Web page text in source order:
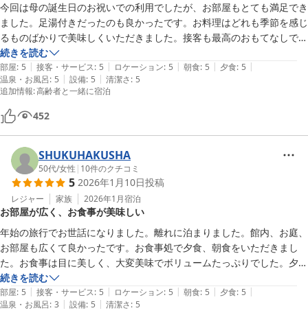
2026-04-15
お食事におきましては、少量懐石でありながらも、お客様の「美味
しい」というお言葉と共に、お腹を満たすことができましたようで
安心いたしました。
事前に伺いました苦手な食材のご相談は、お客様に安心してお食事
を愉しんでいただきたいという私共の切なる願いでございました。
その想いが「目でも舌でも楽しめる」という最高の形で実を結び、
料理長も大変感激しております。
「久しぶりの温泉」が、心身ともに深いリラックスへと繋がったの
であれば、湯守にとってもこれほど嬉しいことはございません。
館内の至る所でお愉しみいただいた湯の温もりが、日々の活力とな
りましたら幸いです。
「知人に自信を持ってオススメしたい」という勿体ないほどのお言
葉を宝物とし、これからもお客様の帰る場所として、温かく居心地
の良い宿であり続けるよう努めてまいります。
またご自身へのご褒美が必要になりました折には、ぜひお帰りくだ
さいませ。
スタッフ一同、再会の日を心よりお待ち申し上げております。
今回は母の誕生日のお祝いでの利用でしたが、お部屋もとても満足でき
ました。足湯付きだったのも良かったです。お料理はどれも季節を感じ
るものばかりで美味しくいただきました。接客も最高のおもてなしでま
た利用したいと思える宿でした。
続きを読む
部屋: 5 | 接客・サービス: 5 | ロケーション: 5 | 朝食: 5 | 夕食: 5 |
温泉・お風呂: 5 | 設備: 5 | 清潔さ: 5
追加情報:高齢者と一緒に宿泊
452
SHUKUHAKUSHA
50代/女性 | 10件のクチコミ
5 2026年1月10日投稿
レジャー 家族 2026年1月宿泊
お部屋が広く、お食事が美味しい
年始の旅行でお世話になりました。離れに泊まりました。館内、お庭、
お部屋も広くて良かったです。お食事処で夕食、朝食をいただきまし
た。お食事は目に美しく、大変美味でボリュームたっぷりでした。夕食
時の前菜の演出も良かったです。お酒の種類も沢山あり、色々頼みまし
た。朝食ではお節とお雑煮もいただきました。大浴場は内風呂、露天風
呂も広くて快適でした。お部屋のお風呂は冬場のためか夕食後と朝も入
続きを読む
部屋: 5 | 接客・サービス: 5 | ロケーション: 5 | 朝食: 5 | 夕食: 5 |
温泉・お風呂: 3 | 設備: 5 | 清潔さ: 5